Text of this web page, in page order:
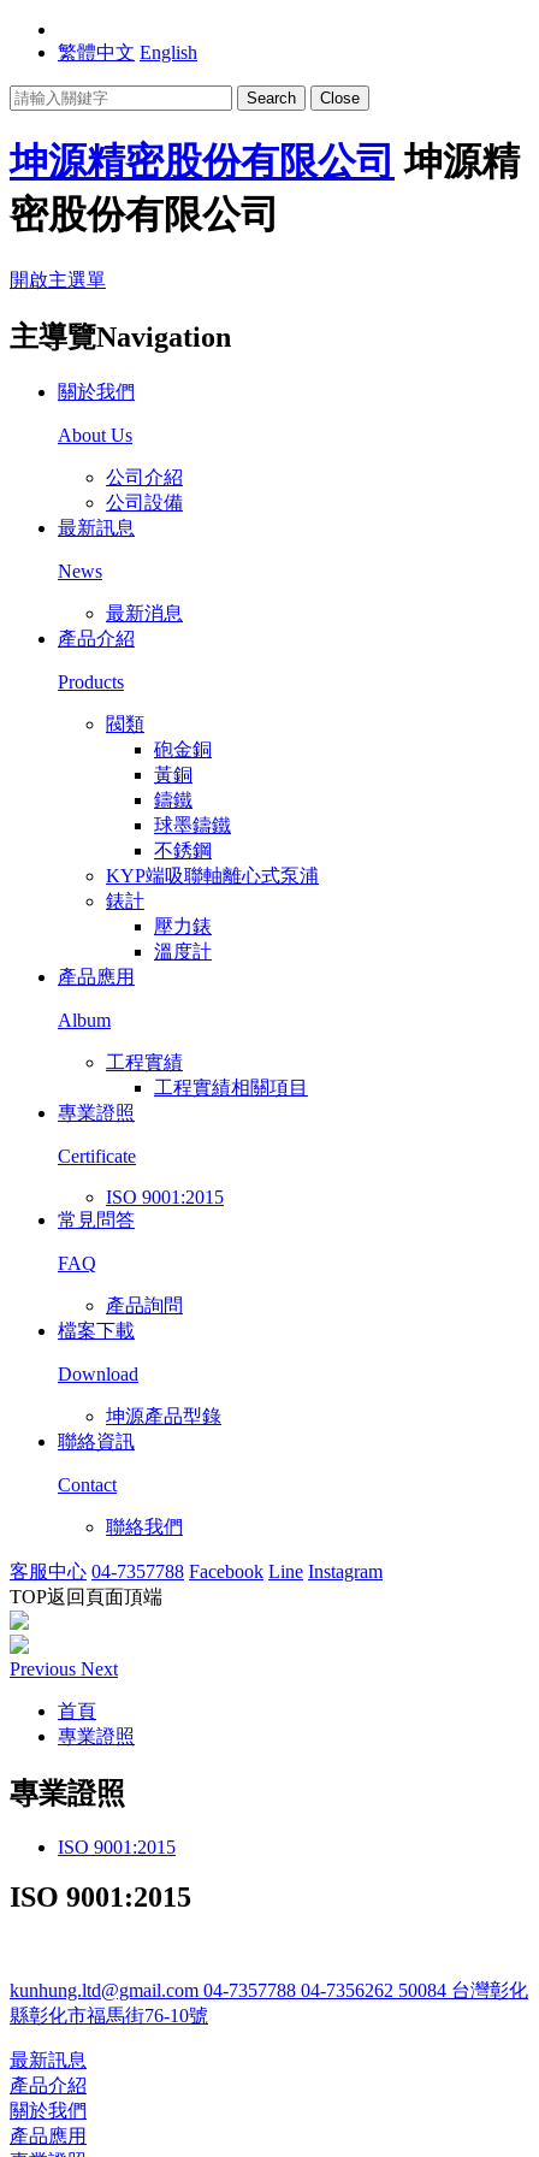
繁體中文 English
Search Close
坤源精密股份有限公司 坤源精
密股份有限公司
開啟主選單
主導覽Navigation
關於我們
About Us
公司介紹
公司設備
最新訊息
News
最新消息
產品介紹
Products
閥類
砲金銅
黃銅
鑄鐵
球墨鑄鐵
不銹鋼
KYP端吸聯軸離心式泵浦
錶計
壓力錶
溫度計
產品應用
Album
工程實績
工程實績相關項目
專業證照
Certificate
ISO 9001:2015
常見問答
FAQ
產品詢問
檔案下載
Download
坤源產品型錄
聯絡資訊
Contact
聯絡我們
客服中心 04-7357788 Facebook Line Instagram
TOP返回頁面頂端
Previous Next
首頁
專業證照
專業證照
ISO 9001:2015
ISO 9001:2015
kunhung.ltd@gmail.com 04-7357788 04-7356262 50084 台灣彰化
縣彰化市福馬街76-10號
最新訊息
產品介紹
關於我們
產品應用